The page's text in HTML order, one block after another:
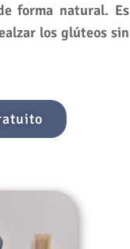
forma natural. Es
los glúteos sin